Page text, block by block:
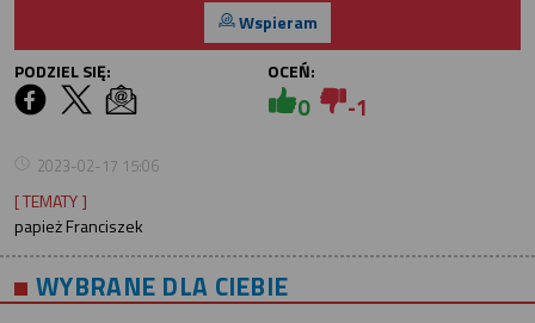
Wspieram
PODZIEL SIĘ:
OCEŃ:
0 -1
2023-02-17 15:06
[ TEMATY ]
papież Franciszek
WYBRANE DLA CIEBIE